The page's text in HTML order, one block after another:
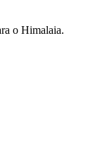
o Himalaia.